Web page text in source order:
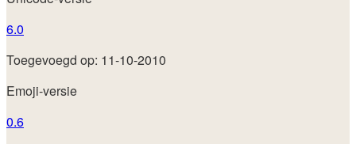
6.0
Toegevoegd op: 11-10-2010
Emoji-versie
0.6